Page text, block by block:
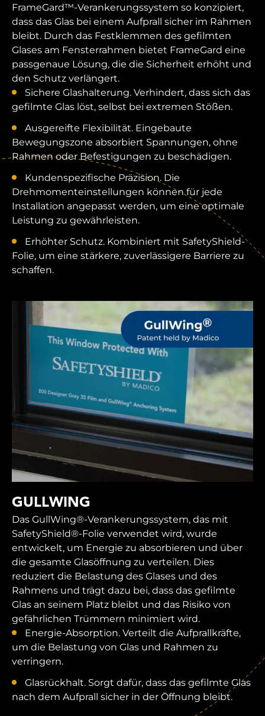
FrameGard™-Verankerungssystem so konzipiert,
dass das Glas bei einem Aufprall sicher im Rahmen
bleibt. Durch das Festklemmen des gefilmten
Glases am Fensterrahmen bietet FrameGard eine
passgenaue Lösung, die die Sicherheit erhöht und
den Schutz verlängert.
Sichere Glashalterung. Verhindert, dass sich das
gefilmte Glas löst, selbst bei extremen Stößen.
Ausgereifte Flexibilität. Eingebaute
Bewegungszone absorbiert Spannungen, ohne
Rahmen oder Befestigungen zu beschädigen.
Kundenspezifische Präzision. Die
Drehmomenteinstellungen können für jede
Installation angepasst werden, um eine optimale
Leistung zu gewährleisten.
Erhöhter Schutz. Kombiniert mit SafetyShield-
Folie, um eine stärkere, zuverlässigere Barriere zu
schaffen.
GULLWING
Das GullWing®-Verankerungssystem, das mit
SafetyShield®-Folie verwendet wird, wurde
entwickelt, um Energie zu absorbieren und über
die gesamte Glasöffnung zu verteilen. Dies
reduziert die Belastung des Glases und des
Rahmens und trägt dazu bei, dass das gefilmte
Glas an seinem Platz bleibt und das Risiko von
gefährlichen Trümmern minimiert wird.
Energie-Absorption. Verteilt die Aufprallkräfte,
um die Belastung von Glas und Rahmen zu
verringern.
Glasrückhalt. Sorgt dafür, dass das gefilmte Glas
nach dem Aufprall sicher in der Öffnung bleibt.